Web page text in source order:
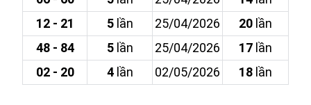
12 - 21
5lần 25/04/2026 20 lần
48 - 84
5lần 25/04/2026 17 lần
02 - 20
4lần 02/05/2026 18 lần